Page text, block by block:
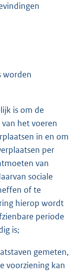
worden
is om de
het voeren
in en om
per
van
sociale
of te
hierop wordt
periode
is;
gemeten,
voorziening kan